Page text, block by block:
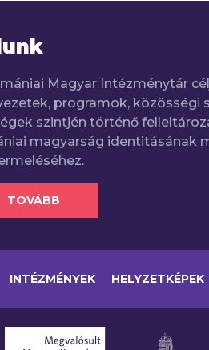
Magyar Intézménytár
programok, közösségi
szintjén történő
magyarság identitásának
TOVÁBB
INTÉZMÉNYEK HELYZETKÉPEK